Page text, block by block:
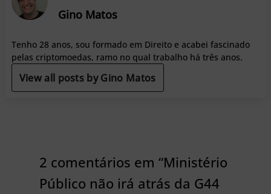
Gino Matos
Tenho 28 anos, sou formado em Direito e acabei fascinado
pelas criptomoedas, ramo no qual trabalho há três anos.
View all posts by Gino Matos
2 comentários em “Ministério
Público não irá atrás da G44